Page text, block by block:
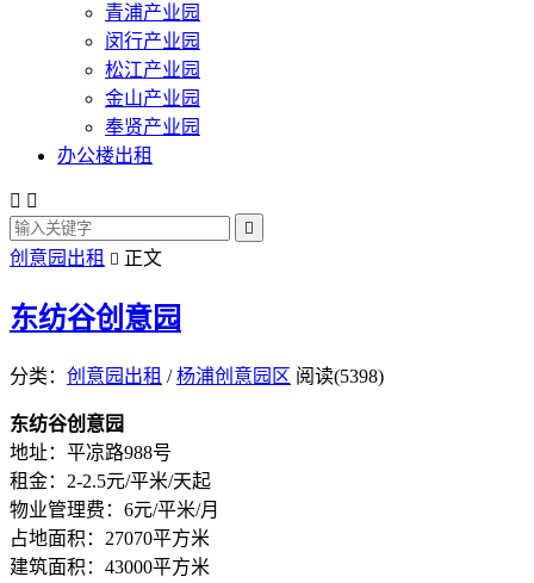
青浦产业园
闵行产业园
松江产业园
金山产业园
奉贤产业园
办公楼出租
 

创意园出租  正文
东纺谷创意园
分类： 创意园出租 /杨浦创意园区 阅读(5398)
东纺谷创意园
地址：平凉路988号
租金：2-2.5元/平米/天起
物业管理费：6元/平米/月
占地面积：27070平方米
建筑面积：43000平方米